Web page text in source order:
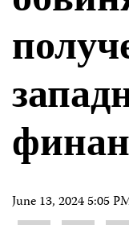
June 13, 2024 5:05